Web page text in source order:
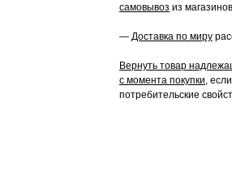
самовывоз из
— Доставка по миру
Вернуть товар
с момента покупки,
потребительские